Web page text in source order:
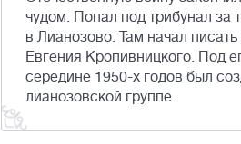
чудом. Попал под трибунал за
в Лианозово. Там начал
Евгения Кропивницкого. Под
середине 1950-х годов был
лианозовской группе.